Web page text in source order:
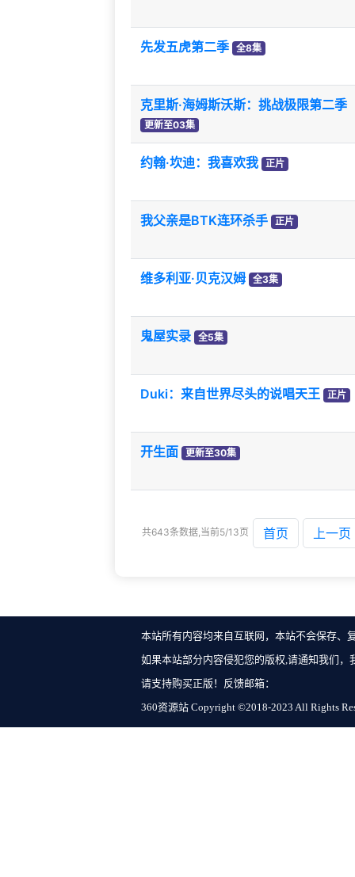
先发五虎第二季 全8集
克里斯·海姆斯沃斯：挑战极限第二季
更新至03集
约翰·坎迪：我喜欢我 正片
我父亲是BTK连环杀手 正片
维多利亚·贝克汉姆 全3集
鬼屋实录 全5集
Duki：来自世界尽头的说唱天王 正片
开生面 更新至30集
共643条数据,当前5/13页 首页 上一页
本站所有内容均来自互联网，本站不会保存、
如果本站部分内容侵犯您的版权,请通知我们
请支持购买正版！反馈邮箱：
360资源站 Copyright ©2018-2023 All Rights